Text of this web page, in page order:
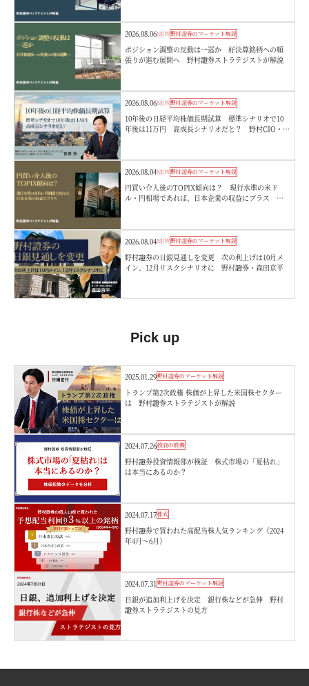
2026.08.06NEW野村證券のマーケット解説
ポジション調整の反動は一巡か 好決算銘柄への順
張りが進む展開へ 野村證券ストラテジストが解説
2026.08.06NEW野村證券のマーケット解説
10年後の日経平均株価長期試算 標準シナリオで10
年後は11万円 高成長シナリオだと？ 野村CIO・宮
2026.08.04NEW野村證券のマーケット解説
円買い介入後のTOPIX傾向は？ 現行水準の米ド
ル・円相場であれば、日本企業の収益にプラス 野
2026.08.04NEW野村證券のマーケット解説
野村證券の日銀見通しを変更 次の利上げは10月メ
イン、12月リスクシナリオに 野村證券・森田京平
Pick up
2025.01.29野村證券のマーケット解説
トランプ第2次政権 株価が上昇した米国株セクター
は 野村證券ストラテジストが解説
2024.07.26投資の教養
野村證券投資情報部が検証 株式市場の「夏枯れ」
は本当にあるのか？
2024.07.17株式
野村證券で買われた高配当株人気ランキング（2024
年4月～6月）
2024.07.31 野村證券のマーケット解説
日銀が追加利上げを決定 銀行株などが急伸 野村
證券ストラテジストの見方